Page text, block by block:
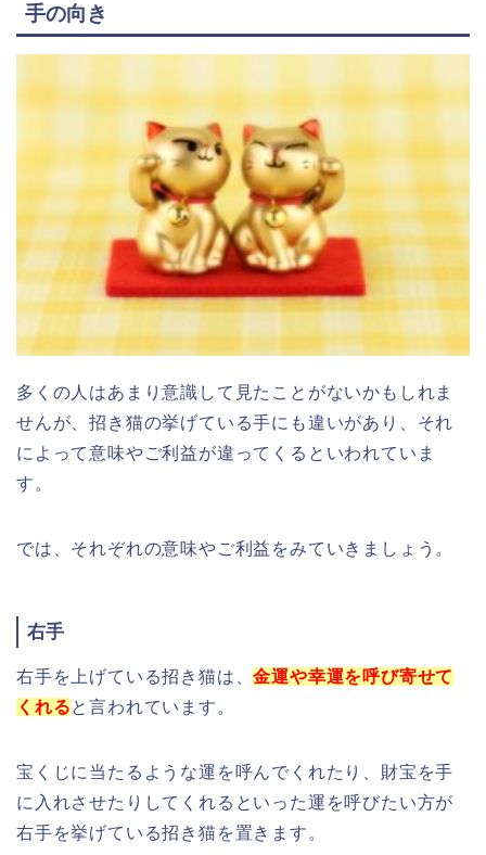
手の向き
多くの人はあまり意識して見たことがないかもしれま
せんが、招き猫の挙げている手にも違いがあり、それ
によって意味やご利益が違ってくるといわれていま
す。
では、それぞれの意味やご利益をみていきましょう。
右手
右手を上げている招き猫は、金運や幸運を呼び寄せて
くれると言われています。
宝くじに当たるような運を呼んでくれたり、財宝を手
に入れさせたりしてくれるといった運を呼びたい方が
右手を挙げている招き猫を置きます。